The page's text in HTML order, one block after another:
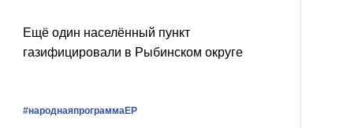
Ещё один населённый пункт
газифицировали в Рыбинском округе
#народнаяпрограммаЕР